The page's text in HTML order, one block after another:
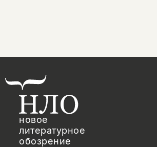
новое
литературное
обозрение